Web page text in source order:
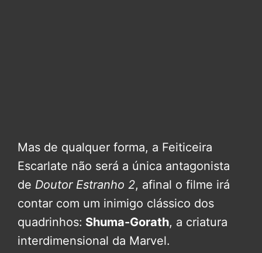
Mas de qualquer forma, a Feiticeira
Escarlate não será a única antagonista
de Doutor Estranho 2, afinal o filme irá
contar com um inimigo clássico dos
quadrinhos: Shuma-Gorath, a criatura
interdimensional da Marvel.